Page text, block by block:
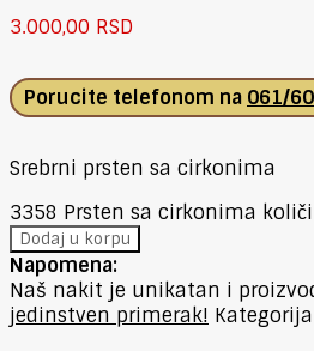
3.000,00 RSD
Porucite telefonom na 061/
Srebrni prsten sa cirkonima
3358 Prsten sa cirkonima
Dodaj u korpu
Napomena:
Naš nakit je unikatan i
jedinstven primerak!